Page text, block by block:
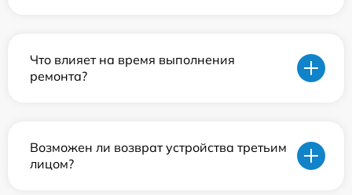
Что влияет на время выполнения
ремонта?
Возможен ли возврат устройства третьим
лицом?